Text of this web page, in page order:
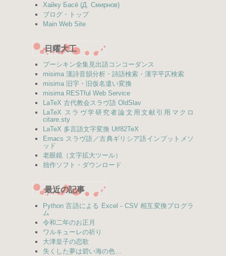
Хайку Басё (Д. Смирнов)
ブログ・トップ
Main Web Site
日曜大工
プーシキン全集見出語コンコーダンス
misima 漢詩音韻分析・詩語検索・漢字平仄検索
misima 旧字・旧仮名遣い変換
misima RESTful Web Service
LaTeX 古代教会スラヴ語 OldSlav
LaTeX スラヴ学研究者論文用文献引用マクロ
citare.sty
LaTeX 多言語文字変換 Utf82TeX
Emacs スラヴ語／古典ギリシア語インプットメソ
ッド
老眼鏡（文字拡大ツール）
拙作ソフト・ダウンロード
最近の記事
Python 言語による Excel - CSV 相互変換プログラ
ム
令和二年のお正月
ワルキューレの祈り
大津皇子の恋歌
失くした夢は碧い海の色…